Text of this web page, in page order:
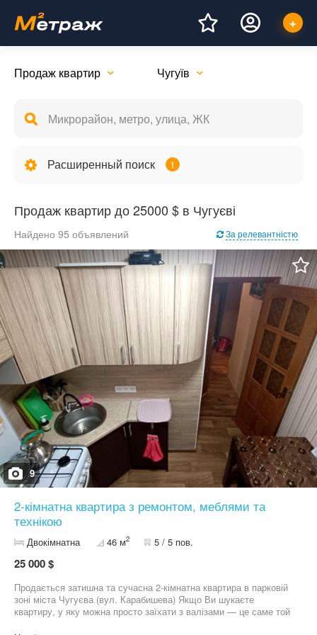
Продаж квартир Чугуїв
Расширенный поиск 1
Продаж квартир до 25000 $ в Чугуєві
Найдено 95 объявлений За релевантністю
9
2-кімнатна квартира з ремонтом, меблями та
технікою
Двокімнатна 46 м2 5 / 5 пов.
25 000 $
Продається затишна та сучасна 2-кімнатна квартира в парковій
зоні міста Чугуєва (вул. Карабишева) Якщо Ви шукаєте
квартиру, у яку можна просто заїхати з валізами — це саме той